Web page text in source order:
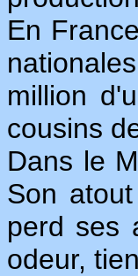
En
million
cousins
Dans le
Son
perd ses
odeur,